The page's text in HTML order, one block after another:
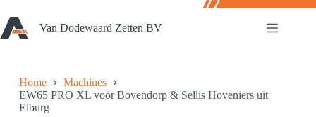
naar
de
inhoud
Van Dodewaard Zetten BV
Home
Machines
EW65 PRO XL voor Bovendorp & Sellis Hoveniers uit
Elburg